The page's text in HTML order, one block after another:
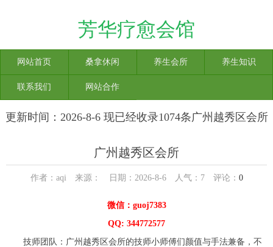
芳华疗愈会馆
网站首页 桑拿休闲 养生会所 养生知识
联系我们 网站合作
更新时间：2026-8-6 现已经收录1074条广州越秀区会所
广州越秀区会所
作者：aqi 来源： 日期：2026-8-6 人气： 7评论： 0
微信：guoj7383
QQ: 344772577
技师团队：广州越秀区会所的技师小师傅们颜值与手法兼备，不